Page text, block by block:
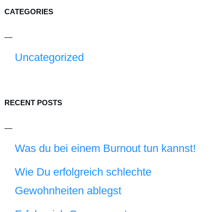
CATEGORIES
Uncategorized
RECENT POSTS
Was du bei einem Burnout tun kannst!
Wie Du erfolgreich schlechte
Gewohnheiten ablegst